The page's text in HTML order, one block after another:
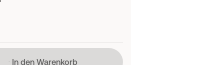
Lädt
In den Warenkorb